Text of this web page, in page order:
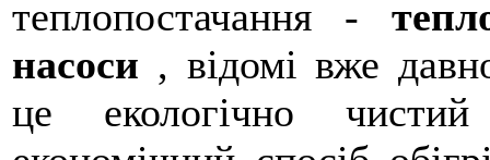
теплопостачання -
насоси , відомі вже
це екологічно